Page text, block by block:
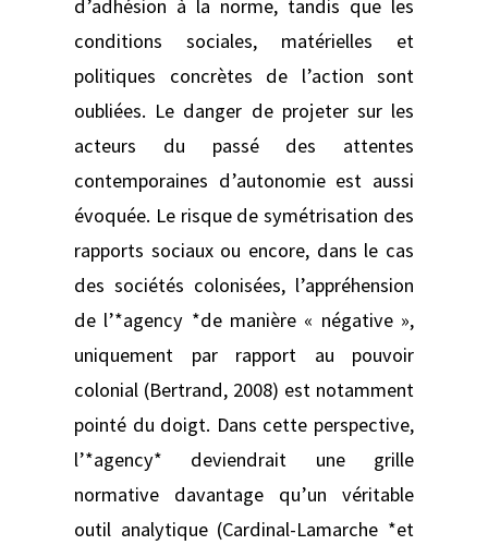
d’adhésion à la norme, tandis que les
conditions sociales, matérielles et
politiques concrètes de l’action sont
oubliées. Le danger de projeter sur les
acteurs du passé des attentes
contemporaines d’autonomie est aussi
évoquée. Le risque de symétrisation des
rapports sociaux ou encore, dans le cas
des sociétés colonisées, l’appréhension
de l’*agency *de manière « négative »,
uniquement par rapport au pouvoir
colonial (Bertrand, 2008) est notamment
pointé du doigt. Dans cette perspective,
l’*agency* deviendrait une grille
normative davantage qu’un véritable
outil analytique (Cardinal-Lamarche *et